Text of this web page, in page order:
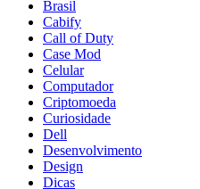
Brasil
Cabify
Call of Duty
Case Mod
Celular
Computador
Criptomoeda
Curiosidade
Dell
Desenvolvimento
Design
Dicas